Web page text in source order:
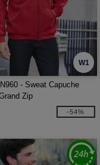
W1
- Sweat Capuche
Zip
-54%